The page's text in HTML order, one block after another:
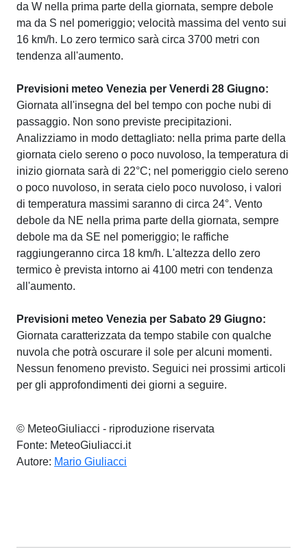
da W nella prima parte della giornata, sempre debole
ma da S nel pomeriggio; velocità massima del vento sui
16 km/h. Lo zero termico sarà circa 3700 metri con
tendenza all'aumento.
Previsioni meteo Venezia per Venerdi 28 Giugno:
Giornata all'insegna del bel tempo con poche nubi di
passaggio. Non sono previste precipitazioni.
Analizziamo in modo dettagliato: nella prima parte della
giornata cielo sereno o poco nuvoloso, la temperatura di
inizio giornata sarà di 22°C; nel pomeriggio cielo sereno
o poco nuvoloso, in serata cielo poco nuvoloso, i valori
di temperatura massimi saranno di circa 24°. Vento
debole da NE nella prima parte della giornata, sempre
debole ma da SE nel pomeriggio; le raffiche
raggiungeranno circa 18 km/h. L'altezza dello zero
termico è prevista intorno ai 4100 metri con tendenza
all'aumento.
Previsioni meteo Venezia per Sabato 29 Giugno:
Giornata caratterizzata da tempo stabile con qualche
nuvola che potrà oscurare il sole per alcuni momenti.
Nessun fenomeno previsto. Seguici nei prossimi articoli
per gli approfondimenti dei giorni a seguire.
© MeteoGiuliacci - riproduzione riservata
Fonte: MeteoGiuliacci.it
Autore: Mario Giuliacci